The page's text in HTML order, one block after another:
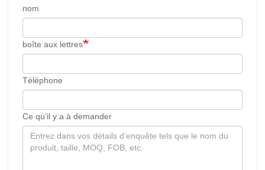
nom
boîte aux lettres
Téléphone
Ce qu’il y a à demander